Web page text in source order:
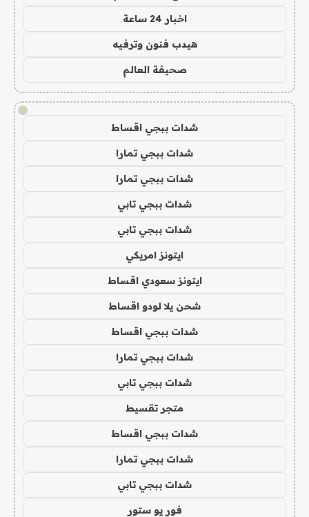
اخبار 24 ساعة
هيدب فنون وترفيه
صحيفة العالم
!
شدات ببجي اقساط
شدات ببجي تمارا
شدات ببجي تمارا
شدات ببجي تابي
شدات ببجي تابي
ايتونز امريكي
ايتونز سعودي اقساط
شحن يلا لودو اقساط
شدات ببجي اقساط
شدات ببجي تمارا
شدات ببجي تابي
متجر تقسيط
شدات ببجي اقساط
شدات ببجي تمارا
شدات ببجي تابي
فور يو ستور